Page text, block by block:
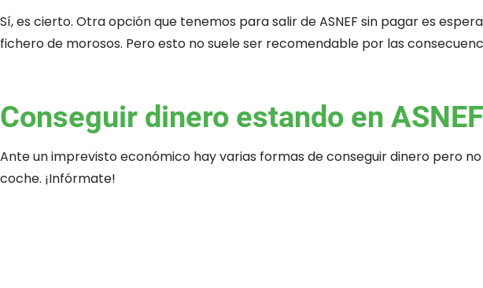
Sí, es cierto. Otra opción que tenemos para salir de ASNEF sin pagar es
fichero de morosos. Pero esto no suele ser recomendable por las
Conseguir dinero estando en ASNEF
Ante un imprevisto económico hay varias formas de conseguir dinero pero
coche. ¡Infórmate!